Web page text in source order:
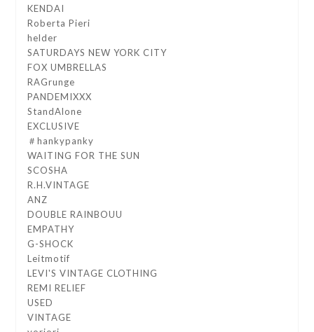
KENDAI
Roberta Pieri
helder
SATURDAYS NEW YORK CITY
FOX UMBRELLAS
RAGrunge
PANDEMIXXX
StandAlone
EXCLUSIVE
＃hankypanky
WAITING FOR THE SUN
SCOSHA
R.H.VINTAGE
ANZ
DOUBLE RAINBOUU
EMPATHY
G-SHOCK
Leitmotif
LEVI'S VINTAGE CLOTHING
REMI RELIEF
USED
VINTAGE